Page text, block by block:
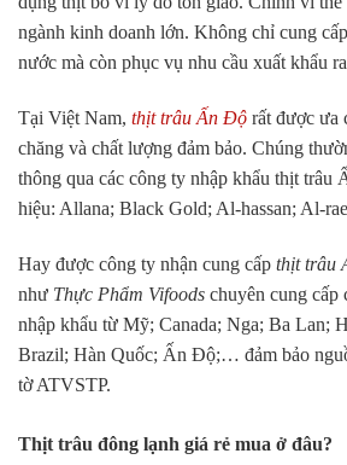
ngành kinh doanh lớn. Không chỉ cung
nước mà còn phục vụ nhu cầu xuất khẩu
Tại Việt Nam, thịt trâu Ấn Độ rất được ưa
chăng và chất lượng đảm bảo. Chúng
thông qua các công ty nhập khẩu thịt trâu
hiệu: Allana; Black Gold; Al-hassan; Al-
Hay được công ty nhận cung cấp thịt trâu
như Thực Phẩm Vifoods chuyên cung cấp
nhập khẩu từ Mỹ; Canada; Nga; Ba Lan;
Brazil; Hàn Quốc; Ấn Độ;… đảm bảo
tờ ATVSTP.
Thịt trâu đông lạnh giá rẻ mua ở đâu?